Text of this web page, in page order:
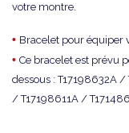
votre montre.
• Bracelet pour équiper
• Ce bracelet est prévu
dessous : T17198632A
/ T17198611A /